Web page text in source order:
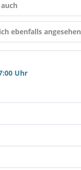
ebenfalls angesehen
Uhr